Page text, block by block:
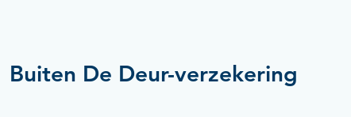
Buiten De Deur-verzekering